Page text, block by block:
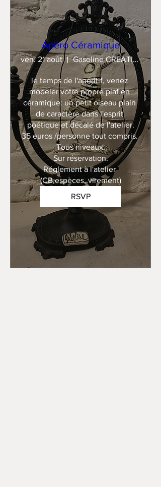
Apéro Céramique
ven. 21 août Gasoline CREATION
le temps de l'apéritif, venez
modeler votre propre piaf en
céramique: un petit oiseau plain
de caractère dans l'esprit
poétique et décalé de l'atelier.
35 euros /personne tout compris.
Tous niveaux.
Sur réservation.
Réglement à l'atelier
(CB,espèces, virement)
RSVP